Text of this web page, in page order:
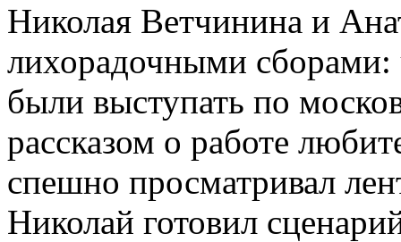
Николая Ветчинина и
лихорадочными сборами:
были выступать по
рассказом о работе
спешно просматривал
Николай готовил